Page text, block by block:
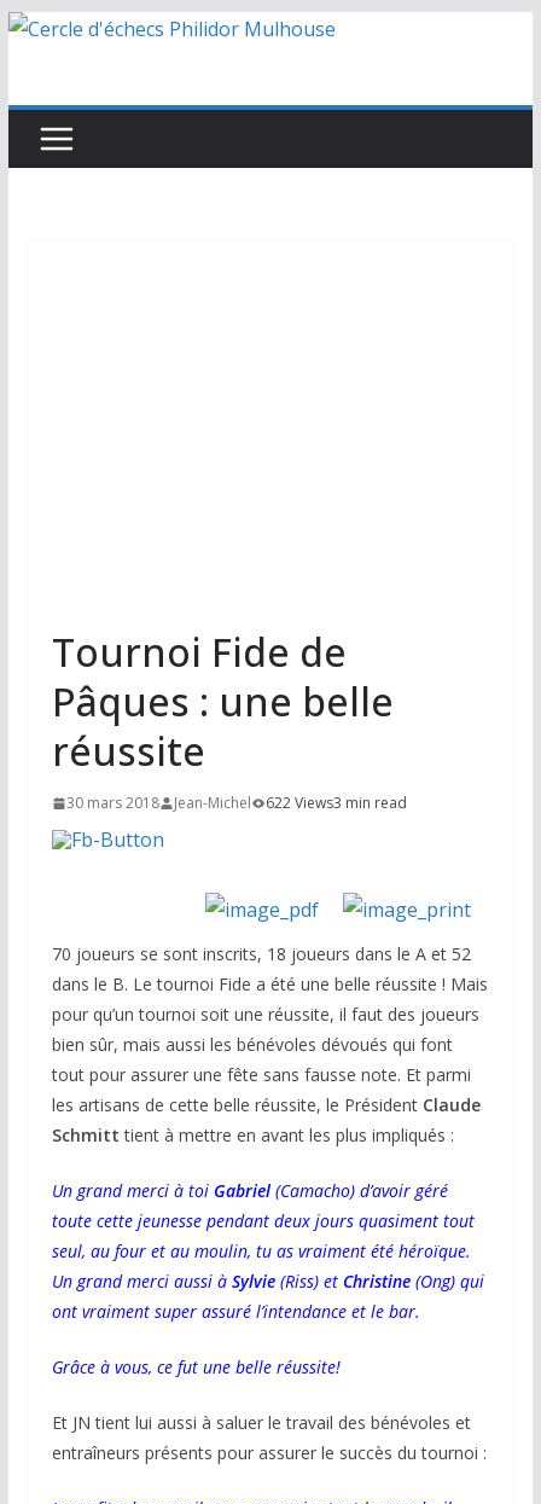
Passer
Tournoi Fide de
Pâques : une belle
réussite
30 mars 2018 Jean-Michel 622 Views3 min read
70 joueurs se sont inscrits, 18 joueurs dans le A et 52
dans le B. Le tournoi Fide a été une belle réussite ! Mais
pour qu’un tournoi soit une réussite, il faut des joueurs
bien sûr, mais aussi les bénévoles dévoués qui font
tout pour assurer une fête sans fausse note. Et parmi
les artisans de cette belle réussite, le Président Claude
Schmitt tient à mettre en avant les plus impliqués :
Un grand merci à toi Gabriel(Camacho) d’avoir géré
toute cette jeunesse pendant deux jours quasiment tout
seul, au four et au moulin, tu as vraiment été héroïque.
Un grand merci aussi à Sylvie(Riss) et Christine(Ong) qui
ont vraiment super assuré l’intendance et le bar.
Grâce à vous, ce fut une belle réussite!
Et JN tient lui aussi à saluer le travail des bénévoles et
entraîneurs présents pour assurer le succès du tournoi :